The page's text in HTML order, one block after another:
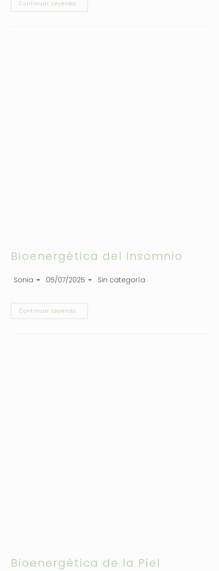
Continuar Leyendo
Bioenergética del Insomnio
Sonia 05/07/2025 Sin categoría
Continuar Leyendo
Bioenergética de la Piel